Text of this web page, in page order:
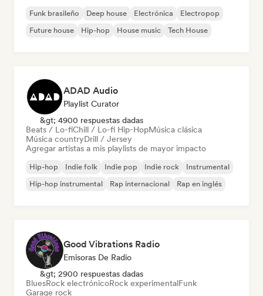
Funk brasileño Deep house Electrónica
Electropop
Future house
Hip-hop House music Tech House
ADAD Audio
Playlist Curator
&gt; 4900 respuestas dadas
Beats / Lo-fiChill / Lo-fi Hip-HopMúsica clásica
Música countryDrill / Jersey
Agregar artistas a mis playlists de mayor impacto
Hip-hop Indie folk Indie pop Indie rock
Instrumental
Hip-hop instrumental
Rap internacional Rap en inglés
Good Vibrations Radio
Emisoras De Radio
&gt; 2900 respuestas dadas
BluesRock electrónicoRock experimentalFunk
Garage rock